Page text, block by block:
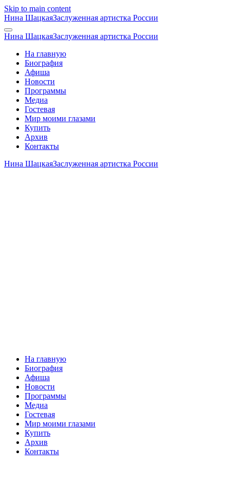
Skip to main content
Нина ШацкаяЗаслуженная артистка России
Нина ШацкаяЗаслуженная артистка России
На главную
Биография
Афиша
Новости
Программы
Медиа
Гостевая
Мир моими глазами
Купить
Архив
Контакты
Нина ШацкаяЗаслуженная артистка России
На главную
Биография
Афиша
Новости
Программы
Медиа
Гостевая
Мир моими глазами
Купить
Архив
Контакты